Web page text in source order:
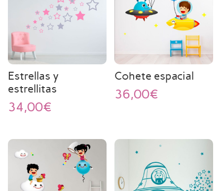
Estrellas y
estrellitas
34,00€
Cohete espacial
36,00€